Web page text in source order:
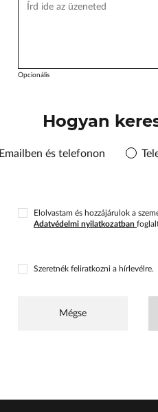
Opcionális
Hogyan
Emailben és telefonon
Elolvastam és hozzájárulok a
Adatvédelmi nyilatkozatban
Szeretnék feliratkozni a hírlevélre.
Mégse